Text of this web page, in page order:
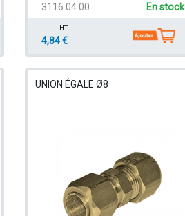
3116 04 00 En stock
HT
4,84 €
UNION ÉGALE Ø8